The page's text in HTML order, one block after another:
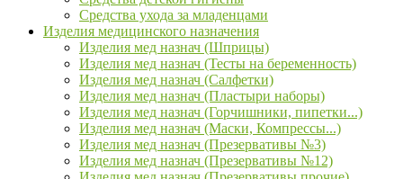
Средства ухода за младенцами
Изделия медицинского назначения
Изделия мед назнач (Шприцы)
Изделия мед назнач (Тесты на беременность)
Изделия мед назнач (Салфетки)
Изделия мед назнач (Пластыри наборы)
Изделия мед назнач (Горчишники, пипетки...)
Изделия мед назнач (Маски, Компрессы...)
Изделия мед назнач (Презервативы №3)
Изделия мед назнач (Презервативы №12)